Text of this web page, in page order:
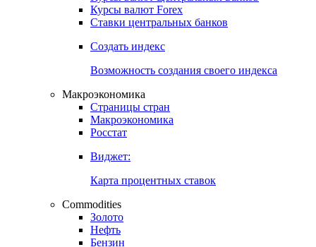
Индикаторы рынка
Поиск индексов
Курсы валют Центральных Банков
Ставки центральных банков
Создать индекс
Возможность создания своего индекса
Страницы стран
Росстат
Виджет:
Карта процентных ставок